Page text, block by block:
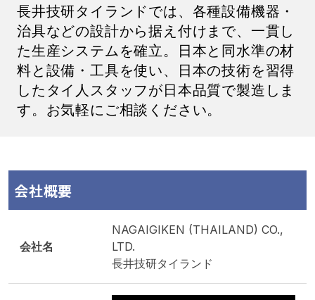
長井技研タイランドでは、各種設備機器・
治具などの設計から据え付けまで、一貫し
た生産システムを確立。日本と同水準の材
料と設備・工具を使い、日本の技術を習得
したタイ人スタッフが日本品質で製造しま
す。お気軽にご相談ください。
会社概要
会社名
NAGAIGIKEN (THAILAND) CO.,
LTD.
長井技研タイランド